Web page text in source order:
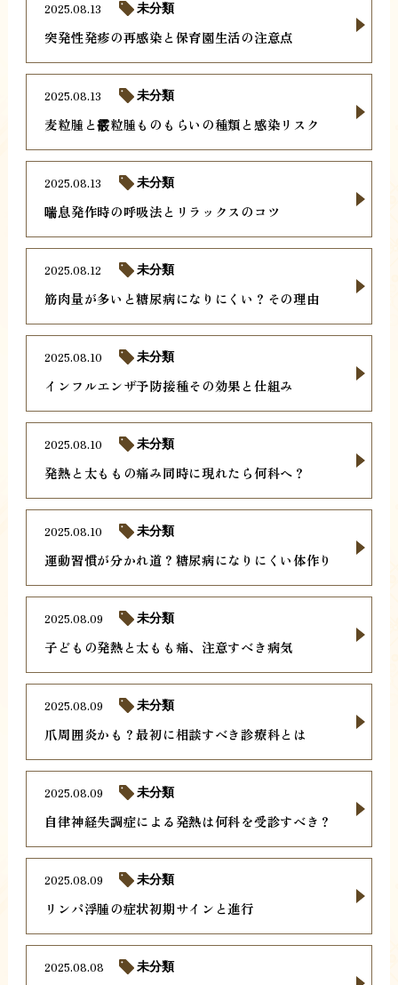
突発性発疹の再感染と保育園生活の注意点
2025.08.13 未分類
麦粒腫と霰粒腫ものもらいの種類と感染リスク
2025.08.13 未分類
喘息発作時の呼吸法とリラックスのコツ
2025.08.13 未分類
筋肉量が多いと糖尿病になりにくい？その理由
2025.08.12 未分類
インフルエンザ予防接種その効果と仕組み
2025.08.10 未分類
発熱と太ももの痛み同時に現れたら何科へ？
2025.08.10 未分類
運動習慣が分かれ道？糖尿病になりにくい体作り
2025.08.10 未分類
子どもの発熱と太もも痛、注意すべき病気
2025.08.09 未分類
爪周囲炎かも？最初に相談すべき診療科とは
2025.08.09 未分類
自律神経失調症による発熱は何科を受診すべき？
2025.08.09 未分類
リンパ浮腫の症状初期サインと進行
2025.08.09 未分類
2025.08.08 未分類